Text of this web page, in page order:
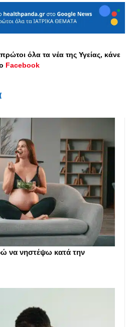
όλα τα νέα της Υγείας, κάνε
Facebook
να νηστέψω κατά την